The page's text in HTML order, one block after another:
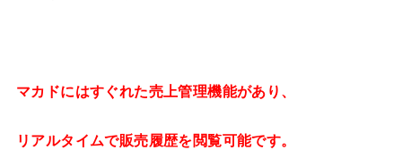
マカドにはすぐれた売上管理機能があり、
リアルタイムで販売履歴を閲覧可能です。